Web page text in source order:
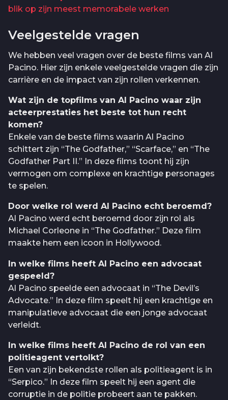
blik op zijn meest memorabele werken
Veelgestelde vragen
We hebben veel vragen over de beste films van Al
Pacino. Hier zijn enkele veelgestelde vragen die zijn
carrière en de impact van zijn rollen verkennen.
Wat zijn de topfilms van Al Pacino waar zijn
acteerprestaties het beste tot hun recht
komen?
Enkele van de beste films waarin Al Pacino
schittert zijn “The Godfather,” “Scarface,” en “The
Godfather Part II.” In deze films toont hij zijn
vermogen om complexe en krachtige personages
te spelen.
Door welke rol werd Al Pacino echt beroemd?
Al Pacino werd echt beroemd door zijn rol als
Michael Corleone in “The Godfather.” Deze film
maakte hem een icoon in Hollywood.
In welke films heeft Al Pacino een advocaat
gespeeld?
Al Pacino speelde een advocaat in “The Devil’s
Advocate.” In deze film speelt hij een krachtige en
manipulatieve advocaat die een jonge advocaat
verleidt.
In welke films heeft Al Pacino de rol van een
politieagent vertolkt?
Een van zijn bekendste rollen als politieagent is in
“Serpico.” In deze film speelt hij een agent die
corruptie in de politie probeert aan te pakken.